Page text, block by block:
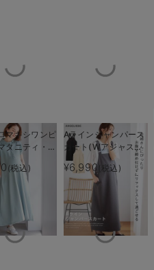
マキシワンピ
ニティ・授
産後も長く使
(税込)
Aラインジャンパース
カート(Wアジャスタ
ー付) マタニティ・
授乳服【出産後も長く
着られる】
¥6,990 (税込)